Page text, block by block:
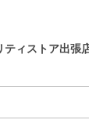
ィストア出張